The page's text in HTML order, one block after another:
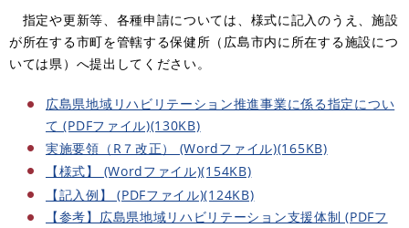
指定や更新等、各種申請については、様式に記入のうえ、施設
が所在する市町を管轄する保健所（広島市内に所在する施設につ
いては県）へ提出してください。
広島県地域リハビリテーション推進事業に係る指定につい
て (PDFファイル)(130KB)
実施要領（R７改正） (Wordファイル)(165KB)
【様式】 (Wordファイル)(154KB)
【記入例】 (PDFファイル)(124KB)
【参考】広島県地域リハビリテーション支援体制 (PDFフ